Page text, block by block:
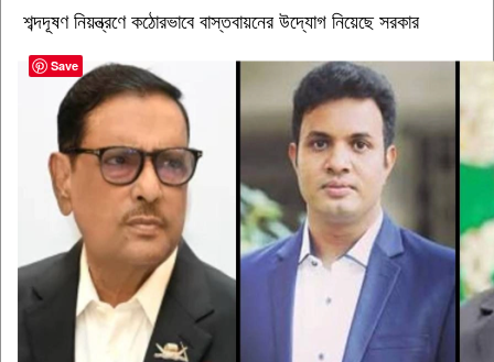
শব্দদূষণ নিয়ন্ত্রণে কঠোরভাবে বাস্তবায়নের উদ্যোগ নিয়েছে সরকার
Save